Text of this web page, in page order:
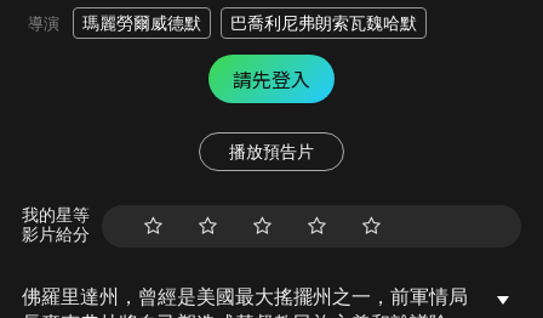
導演 瑪麗勞爾威德默 巴喬利尼弗朗索瓦魏哈默
請先登入
播放預告片
我的星等
影片給分
佛羅里達州，曾經是美國最大搖擺州之一，前軍情局